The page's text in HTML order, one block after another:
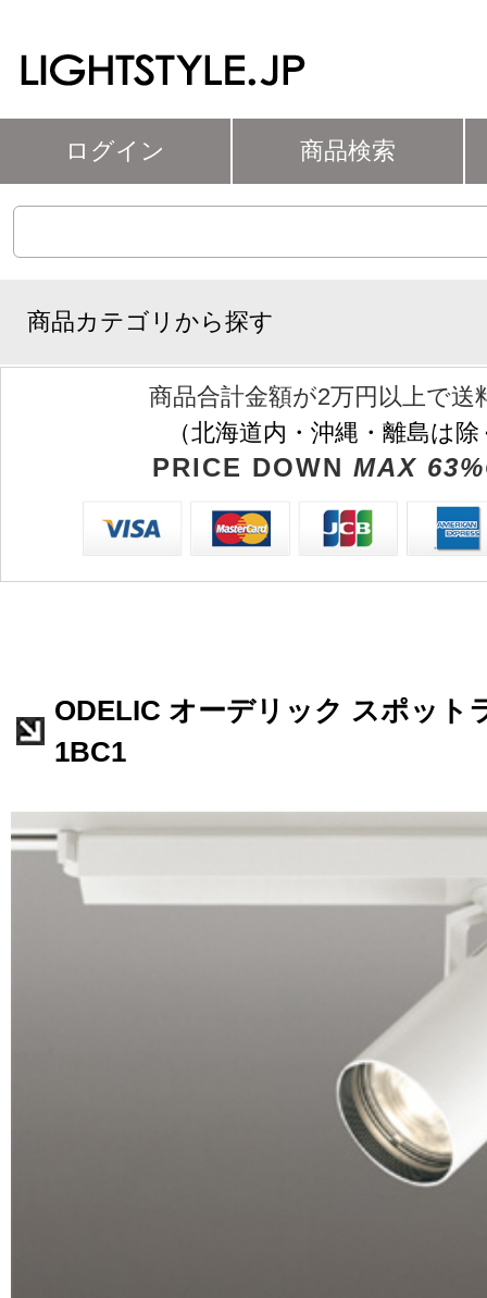
ログイン 商品検索
商品カテゴリから探す
商品合計金額が2万円以上で送
（北海道内・沖縄・離島は
PRICE DOWN MAX
ODELIC オーデリック スポット
1BC1